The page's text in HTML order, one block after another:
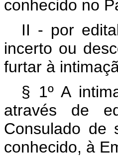
conhecido no
II - por
incerto ou
furtar à
§ 1º A
através de
Consulado de
conhecido, à